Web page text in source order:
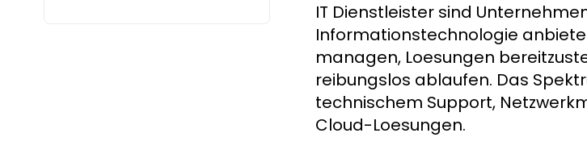
IT Dienstleister sind
Informationstechnologie
managen, Loesungen
reibungslos ablaufen. Das
technischem Support,
Cloud-Loesungen.